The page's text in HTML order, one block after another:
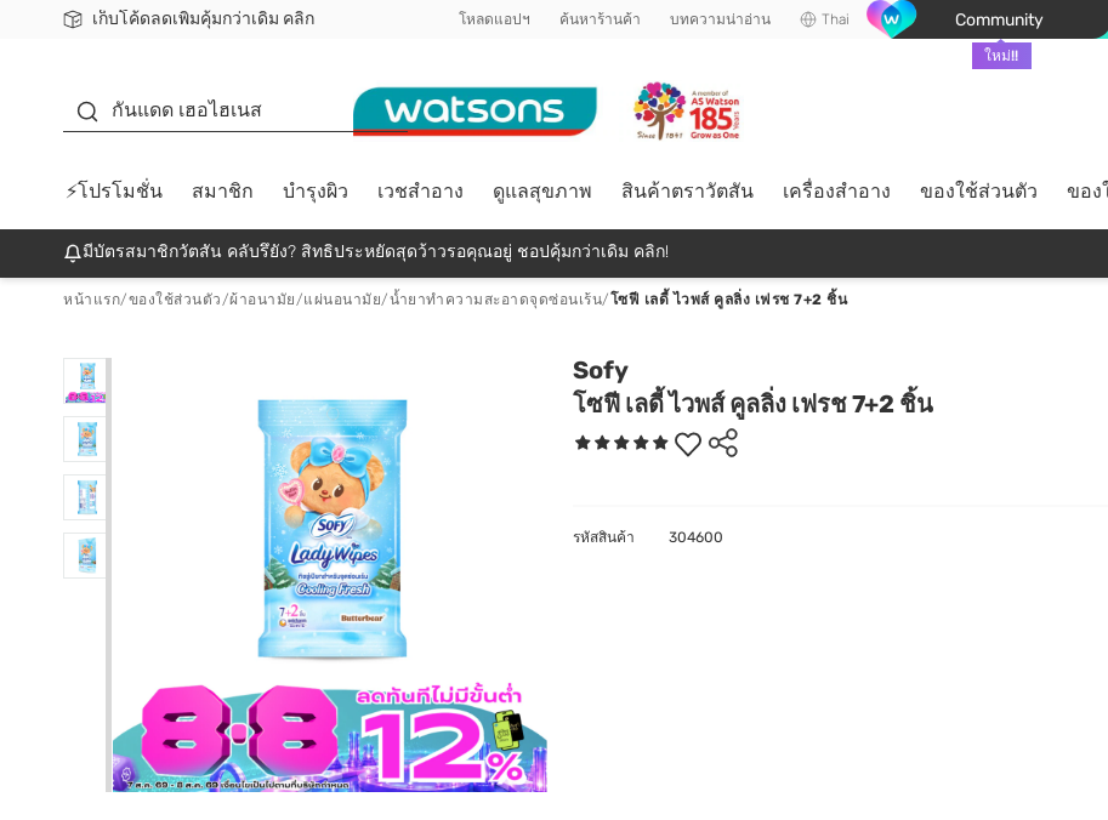
เก็บโค้ดลดเพิ่มคุ้มกว่าเดิม คลิก
ชอปออนไลน์ครั้งแรก ลดเพิ่มจุก ๆ 10%! 🎉
📦ส่งฟรี! เมื่อชอป 499฿
สมาชิกวัตสัน คลับดียังไง? โหลดแอปฯ ค้นหาร้านค้า บทความน่าอ่าน Thai Community
ใหม่!!
กันแดด เฮอไฮเนส
⚡โปรโมชั่น สมาชิก บำรุงผิว เวชสำอาง ดูแลสุขภาพ สินค้าตราวัตสัน เครื่องสำอาง ของใช้ส่วนตัว ของ
มีบัตรสมาชิกวัตสัน คลับรึยัง? สิทธิประหยัดสุดว้าวรอคุณอยู่ ชอปคุ้มกว่าเดิม คลิก!
หน้าแรก/ของใช้ส่วนตัว/ผ้าอนามัย/แผ่นอนามัย/น้ำยาทำความสะอาดจุดซ่อนเร้น/โซฟี เลดี้ ไวพส์ คูลลิ่ง เฟรช 7+2 ชิ้น
Sofy
โซฟี เลดี้ ไวพส์ คูลลิ่ง เฟรช 7+2 ชิ้น
รหัสสินค้า 304600